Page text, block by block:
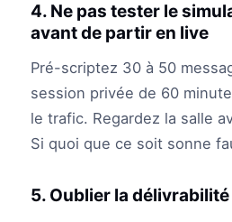
4. Ne pas tester le
avant de partir en live
Pré-scriptez 30 à 50
session privée de 60
le trafic. Regardez la salle
Si quoi que ce soit sonne
5. Oublier la délivrabilité